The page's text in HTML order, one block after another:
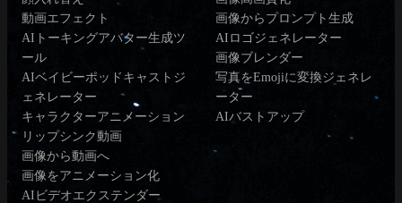
動画エフェクト
AIトーキングアバター生成ツ
ール
AIベイビーポッドキャストジ
ェネレーター
キャラクターアニメーション
リップシンク動画
画像から動画へ
画像をアニメーション化
AIビデオエクステンダー
画像からプロンプト生成
AIロゴジェネレーター
画像ブレンダー
写真をEmojiに変換ジェネレ
ーター
AIバストアップ